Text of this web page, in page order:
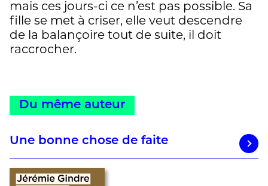
mais ces jours-ci ce n’est pas possible. Sa
fille se met à criser, elle veut descendre
de la balançoire tout de suite, il doit
raccrocher.
Du même auteur
Une bonne chose de faite